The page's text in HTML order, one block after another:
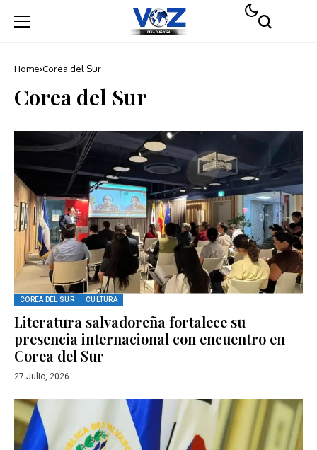
Home Corea del Sur
Corea del Sur
COREA DEL SUR CULTURA
Literatura salvadoreña fortalece su
presencia internacional con encuentro en
Corea del Sur
27 Julio, 2026